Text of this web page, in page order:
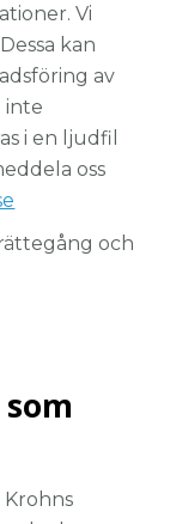
Vi
kan
av
inte
i en ljudfil
oss
och
Krohns